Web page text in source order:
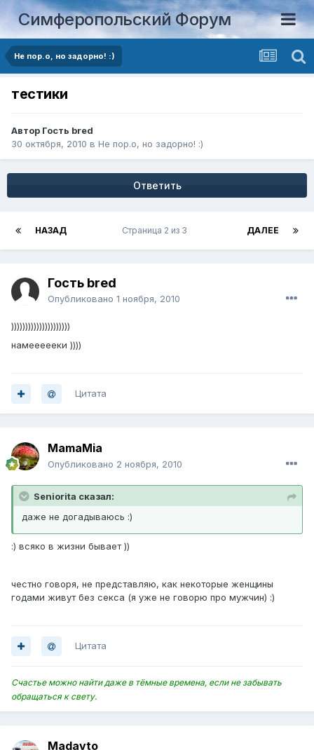
Симферопольский Форум
Не пор.о, но задорно! :)
тестики
Автор Гость bred
30 октября, 2010 в Не пор.о, но задорно! :)
Ответить
НАЗАД ДАЛЕЕ
Страница 2 из 3
Гость bred
Опубликовано 1 ноября, 2010
)))))))))))))))))))))
намеееееки ))))
Цитата
MamaMia
Опубликовано 2 ноября, 2010
Seniorita сказал:
даже не догадываюсь :)
:) всяко в жизни бывает ))
честно говоря, не представляю, как некоторые женщины
годами живут без секса (я уже не говорю про мужчин) :)
Цитата
Счастье можно найти даже в тёмные времена, если не забывать
обращаться к свету.
Madavto